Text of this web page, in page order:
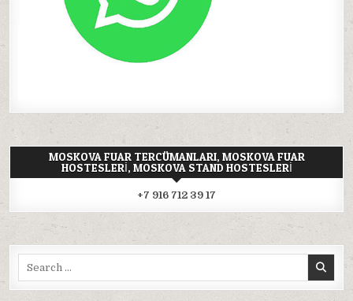
MOSKOVA FUAR TERCÜMANLARI, MOSKOVA FUAR
HOSTESLERI, MOSKOVA STAND HOSTESLERI
+7 916 712 39 17